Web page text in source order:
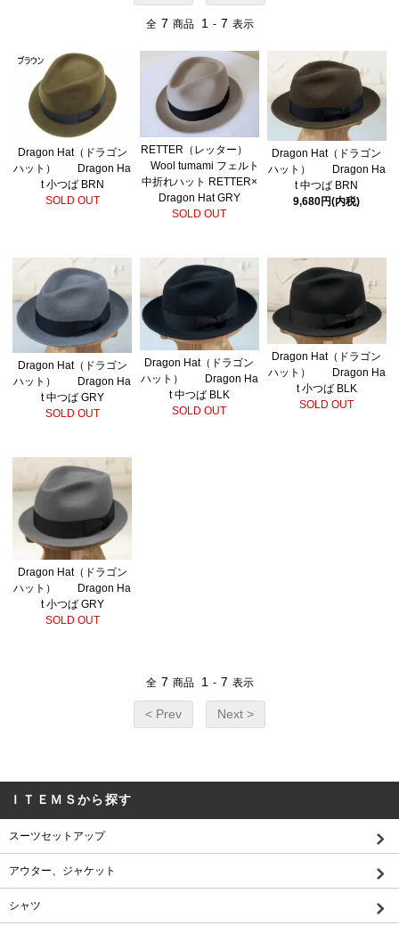
全 7 商品 1 - 7 表示
Dragon Hat（ドラゴン
ハット） Dragon Ha
t 小つば BRN
SOLD OUT
RETTER（レッター）
Wool tumami フェルト
中折れハット RETTER×
Dragon Hat GRY
SOLD OUT
Dragon Hat（ドラゴン
ハット） Dragon Ha
t 中つば BRN
9,680円(内税)
Dragon Hat（ドラゴン
ハット） Dragon Ha
t 中つば GRY
SOLD OUT
Dragon Hat（ドラゴン
ハット） Dragon Ha
t 中つば BLK
SOLD OUT
Dragon Hat（ドラゴン
ハット） Dragon Ha
t 小つば BLK
SOLD OUT
Dragon Hat（ドラゴン
ハット） Dragon Ha
t 小つば GRY
SOLD OUT
全 7 商品 1 - 7 表示
< Prev Next >
ＩＴＥＭＳから探す
スーツセットアップ
アウター、ジャケット
シャツ